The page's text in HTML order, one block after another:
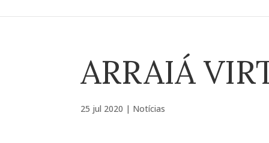
ARRAIÁ
25 jul 2020 | Notícias